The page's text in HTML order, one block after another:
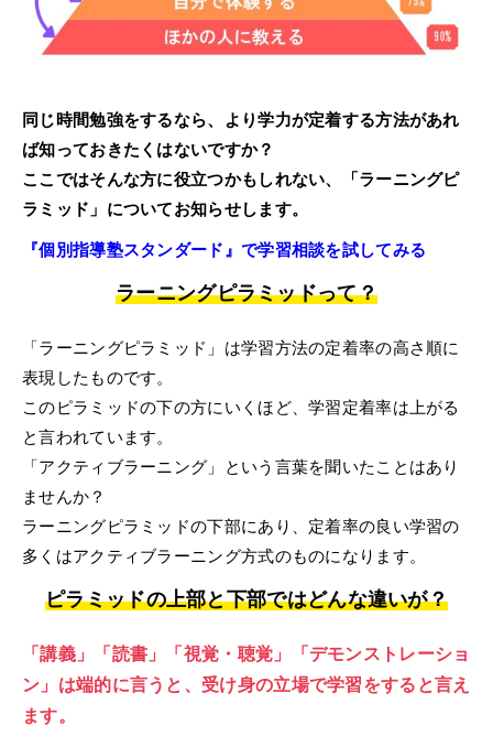
同じ時間勉強をするなら、より学力が定着する方法があれ
ば知っておきたくはないですか？
ここではそんな方に役立つかもしれない、「ラーニングピ
ラミッド」についてお知らせします。
『個別指導塾スタンダード』で学習相談を試してみる
ラーニングピラミッドって？
「ラーニングピラミッド」は学習方法の定着率の高さ順に
表現したものです。
このピラミッドの下の方にいくほど、学習定着率は上がる
と言われています。
「アクティブラーニング」という言葉を聞いたことはあり
ませんか？
ラーニングピラミッドの下部にあり、定着率の良い学習の
多くはアクティブラーニング方式のものになります。
ピラミッドの上部と下部ではどんな違いが？
「講義」「読書」「視覚・聴覚」「デモンストレーショ
ン」は端的に言うと、受け身の立場で学習をすると言え
ます。